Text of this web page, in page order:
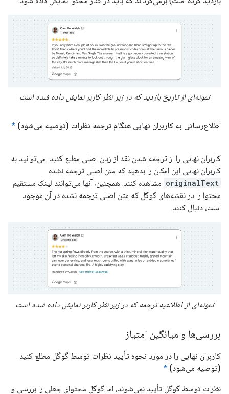
نمونه‌ای از تاریخ بازدید که در زیر نظر کاربر نمایش داده شده است
اطلاع‌رسانی به کاربران نهایی هنگام ترجمه نظرات (توصیه می‌شود) *
کاربران نهایی را از ترجمه شدن نقد از زبان اصلی مطلع کنید. می‌توانید به
کاربران نهایی این امکان را بدهید که متن اصلی ترجمه نشده
originalText مشاهده کنند. همچنین، آنها می‌توانند لینک مستقیم
محتوا را در نقشه‌های گوگل که متن اصلی ترجمه نشده در آن موجود
است، دنبال کنند.
نمونه‌ای از اطلاعیه ترجمه که در زیر نظر کاربر نمایش داده شده است
بررسی‌ها و میانگین امتیاز
کاربران نهایی را در مورد نحوه تأیید نظرات توسط گوگل مطلع کنید
(توصیه می‌شود) *
نظرات توسط گوگل تأیید نمی‌شوند، اما گوگل محتوای جعلی را بررسی و